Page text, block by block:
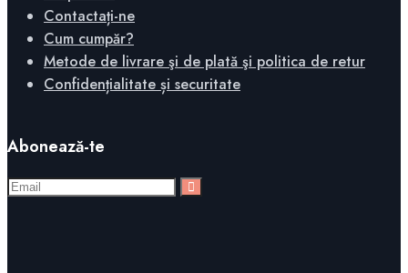
Contactați-ne
Cum cumpăr?
Metode de livrare şi de plată şi politica de retur
Confidențialitate și securitate
Abonează-te